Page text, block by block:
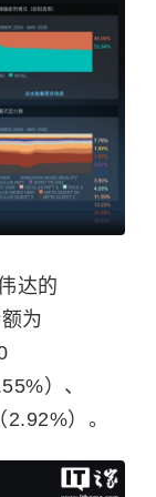
达的
为
）、
）。